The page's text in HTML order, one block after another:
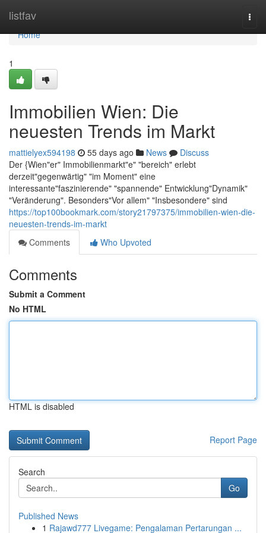
listfav
Home
Home
1
Immobilien Wien: Die
neuesten Trends im Markt
mattielyex594198 55 days ago News
Discuss
Der {Wien"er" Immobilienmarkt"e" "bereich" erlebt
derzeit"gegenwärtig" "im Moment" eine
interessante"faszinierende" "spannende" Entwicklung"Dynamik"
"Veränderung". Besonders"Vor allem" "Insbesondere" sind
https://top100bookmark.com/story21797375/immobilien-wien-die-
neuesten-trends-im-markt
Comments
Who Upvoted
Comments
Submit a Comment
No HTML
HTML is disabled
Report Page
Search
Go
Published News
1 Rajawd777 Livegame: Pengalaman Pertarungan ...